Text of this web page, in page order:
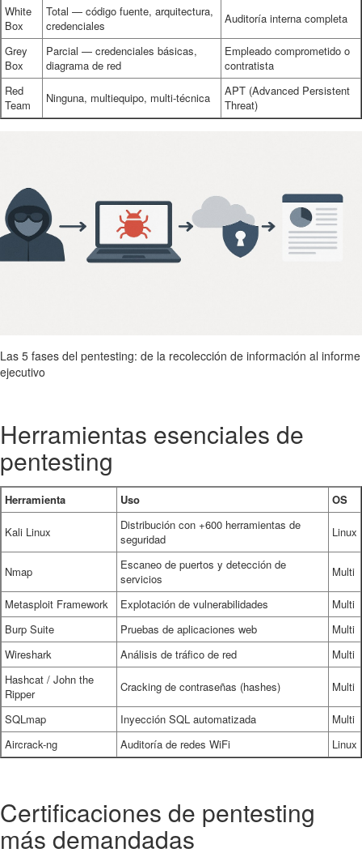
White
Box
Total — código fuente, arquitectura,
credenciales
Auditoría interna completa
Grey
Box
Parcial — credenciales básicas,
diagrama de red
Empleado comprometido o
contratista
Red
Team
Ninguna, multiequipo, multi-técnica
APT (Advanced Persistent
Threat)
Las 5 fases del pentesting: de la recolección de información al informe
ejecutivo
Herramientas esenciales de
pentesting
Herramienta Uso OS
Kali Linux
Distribución con +600 herramientas de
seguridad
Linux
Nmap
Escaneo de puertos y detección de
servicios
Multi
Metasploit Framework Explotación de vulnerabilidades
Multi
Burp Suite
Pruebas de aplicaciones web
Multi
Wireshark
Análisis de tráfico de red
Multi
Hashcat / John the
Ripper
Cracking de contraseñas (hashes) Multi
SQLmap Inyección SQL automatizada
Multi
Aircrack-ng
Auditoría de redes WiFi Linux
Certificaciones de pentesting
más demandadas